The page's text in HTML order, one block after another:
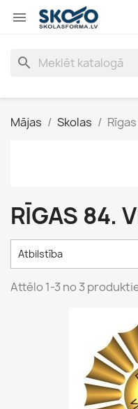

search
Mājas Skolas
RĪGAS 84.
Atbilstība
Attēlo 1-3 no 3